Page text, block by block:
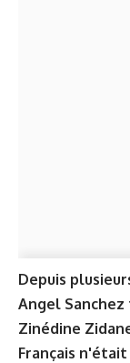
Depuis
Angel
Zinédine
Français